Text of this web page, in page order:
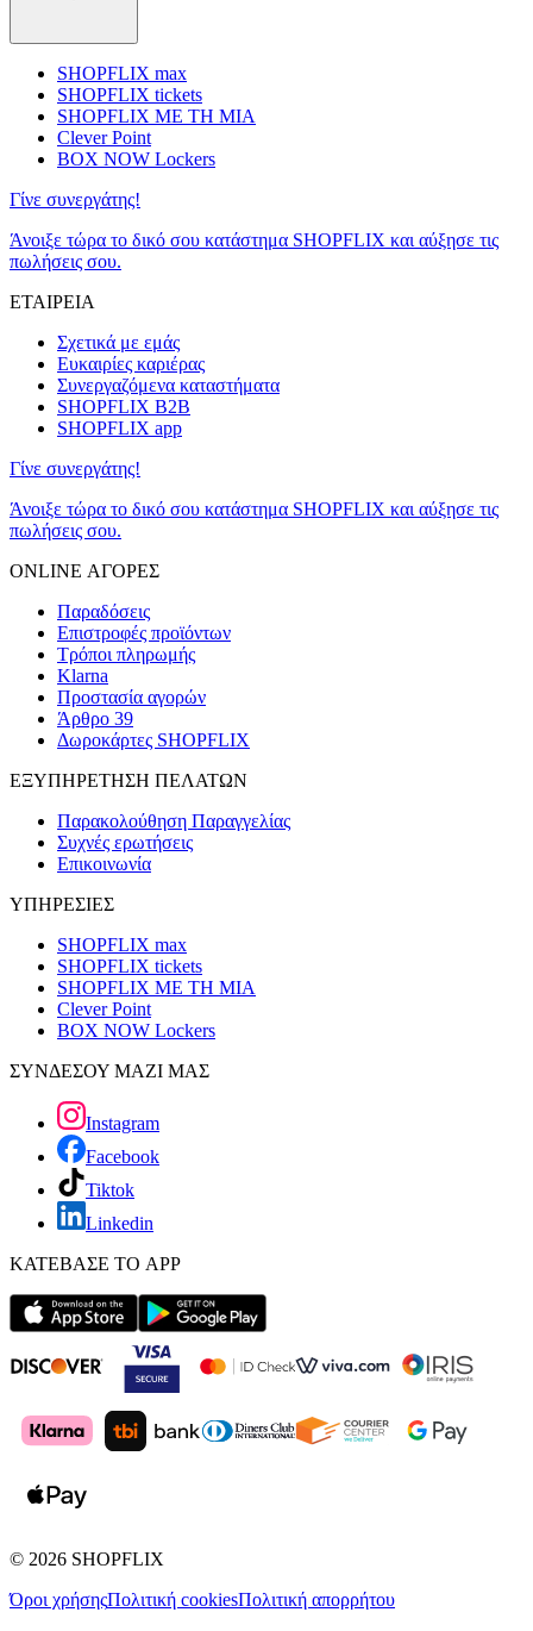
SHOPFLIX max
SHOPFLIX tickets
SHOPFLIX ΜΕ ΤΗ ΜΙΑ
Clever Point
BOX NOW Lockers
Γίνε συνεργάτης!
Άνοιξε τώρα το δικό σου κατάστημα SHOPFLIX και αύξησε τις
πωλήσεις σου.
ΕΤΑΙΡΕΙΑ
Σχετικά με εμάς
Ευκαιρίες καριέρας
Συνεργαζόμενα καταστήματα
SHOPFLIX B2B
SHOPFLIX app
Γίνε συνεργάτης!
Άνοιξε τώρα το δικό σου κατάστημα SHOPFLIX και αύξησε τις
πωλήσεις σου.
ONLINE ΑΓΟΡΕΣ
Παραδόσεις
Επιστροφές προϊόντων
Τρόποι πληρωμής
Klarna
Προστασία αγορών
Άρθρο 39
Δωροκάρτες SHOPFLIX
ΕΞΥΠΗΡΕΤΗΣΗ ΠΕΛΑΤΩΝ
Παρακολούθηση Παραγγελίας
Συχνές ερωτήσεις
Επικοινωνία
ΥΠΗΡΕΣΙΕΣ
SHOPFLIX max
SHOPFLIX tickets
SHOPFLIX ΜΕ ΤΗ ΜΙΑ
Clever Point
BOX NOW Lockers
ΣΥΝΔΕΣΟΥ ΜΑΖΙ ΜΑΣ
Instagram
Facebook
Tiktok
Linkedin
ΚΑΤΕΒΑΣΕ ΤΟ APP
© 2026 SHOPFLIX
Όροι χρήσηςΠολιτική cookiesΠολιτική απορρήτου